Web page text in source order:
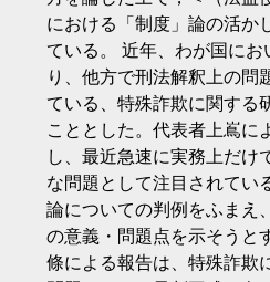
における「制度」論の活か
ている。 近年、わが国に
り、他方で刑法解釈上の問
ている、特殊詐欺に関する
こととした。代表者上嶌に
し、最近急速に実務上だけ
な問題として注目されてい
論についての判例をふまえ
の意義・問題点を示そうと
條による報告は、特殊詐欺